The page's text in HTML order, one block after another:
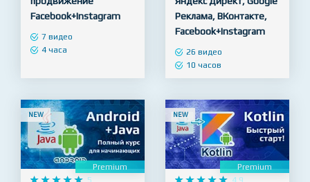
    
     5
Настройка рекламы и
продвижение
Facebook+Instagram
    
     5
МЕГАКУРС по рекламе:
Яндекс Директ, Google
Реклама, ВКонтакте,
Facebook+Instagram
10 часов
NEW NEW